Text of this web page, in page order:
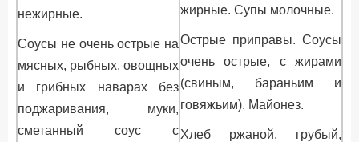
нежирные.
Соусы не очень острые на
мясных, рыбных, овощных
и грибных наварах без
поджаривания, муки,
сметанный соус с
жирные. Супы молочные.
Острые приправы. Соусы
очень острые, с жирами
(свиным, бараньим и
говяжьим). Майонез.
Хлеб ржаной, грубый,